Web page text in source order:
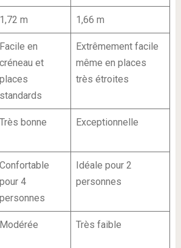
1,72 m 1,66 m
Facile en
créneau et
places
standards
Extrêmement facile
même en places
très étroites
Très bonne Exceptionnelle
Confortable
pour 4
personnes
Idéale pour 2
personnes
Modérée Très faible